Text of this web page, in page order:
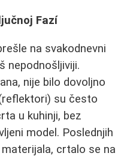
Fazí
na svakodnevni
nepodnošljiviji.
nije bilo dovoljno
su često
u kuhinji, bez
model. Poslednjih
crtalo se na